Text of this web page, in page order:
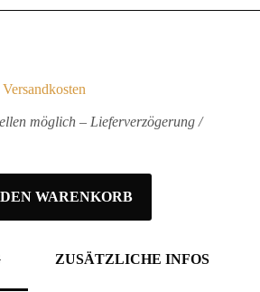
Versandkosten
möglich – Lieferverzögerung /
WARENKORB
ZUSÄTZLICHE INFOS